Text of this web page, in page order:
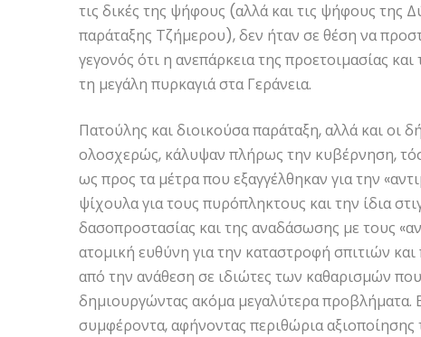
τις δικές της ψήφους (αλλά και τις ψήφους της
παράταξης Τζήμερου), δεν ήταν σε θέση να
γεγονός ότι η ανεπάρκεια της προετοιμασίας
τη μεγάλη πυρκαγιά στα Γεράνεια.
Πατούλης και διοικούσα παράταξη, αλλά και
ολοσχερώς, κάλυψαν πλήρως την κυβέρνηση,
ως προς τα μέτρα που εξαγγέλθηκαν για την
ψίχουλα για τους πυρόπληκτους και την ίδια
δασοπροστασίας και της αναδάσωσης με τους
ατομική ευθύνη για την καταστροφή σπιτιών
από την ανάθεση σε ιδιώτες των καθαρισμών
δημιουργώντας ακόμα μεγαλύτερα προβλήματα.
συμφέροντα, αφήνοντας περιθώρια